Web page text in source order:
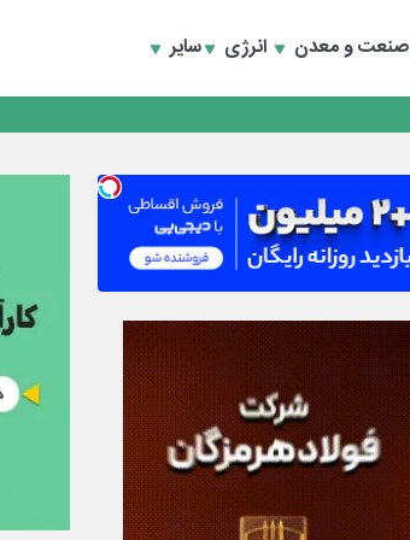
صنعت و معدن انرژی سایر